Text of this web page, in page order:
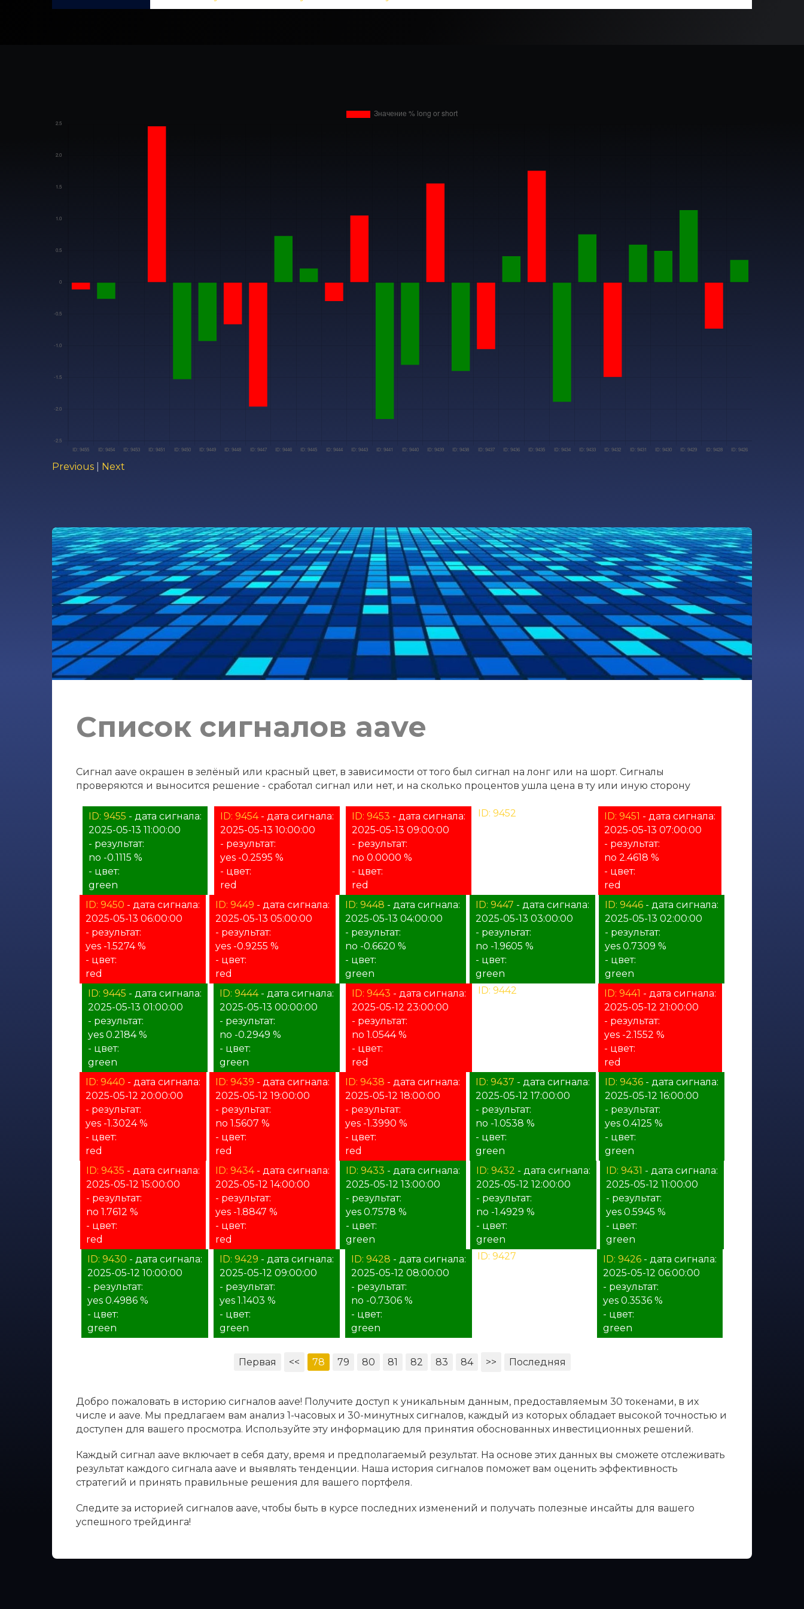
Previous Next
Список сигналов aave
Сигнал aave окрашен в зелёный или красный цвет, в зависимости от того был сигнал на лонг или на шорт. Сигналы
проверяются и выносится решение - сработал сигнал или нет, и на сколько процентов ушла цена в ту или иную сторону
ID: 9455 - дата сигнала:
2025-05-13 11:00:00
- результат:
no -0.1115 %
- цвет:
green
ID: 9454- дата сигнала:
2025-05-13 10:00:00
- результат:
yes -0.2595 %
- цвет:
red
ID: 9453 - дата сигнала:
2025-05-13 09:00:00
- результат:
no 0.0000 %
- цвет:
red
ID: 9452 ID: 9451 - дата сигнала:
2025-05-13 07:00:00
- результат:
no 2.4618 %
- цвет:
red
ID: 9450 - дата сигнала:
2025-05-13 06:00:00
- результат:
yes -1.5274 %
- цвет:
red
ID: 9449 - дата сигнала:
2025-05-13 05:00:00
- результат:
yes -0.9255 %
- цвет:
red
ID: 9448 - дата сигнала:
2025-05-13 04:00:00
- результат:
no -0.6620 %
- цвет:
green
ID: 9447 - дата сигнала:
2025-05-13 03:00:00
- результат:
no -1.9605 %
- цвет:
green
ID: 9446 - дата сигнала:
2025-05-13 02:00:00
- результат:
yes 0.7309 %
- цвет:
green
ID: 9445 - дата сигнала:
2025-05-13 01:00:00
- результат:
yes 0.2184 %
- цвет:
green
ID: 9444- дата сигнала:
2025-05-13 00:00:00
- результат:
no -0.2949 %
- цвет:
green
ID: 9443 - дата сигнала:
2025-05-12 23:00:00
- результат:
no 1.0544 %
- цвет:
red
ID: 9442 ID: 9441 - дата сигнала:
2025-05-12 21:00:00
- результат:
yes -2.1552 %
- цвет:
red
ID: 9440 - дата сигнала:
2025-05-12 20:00:00
- результат:
yes -1.3024 %
- цвет:
red
ID: 9439 - дата сигнала:
2025-05-12 19:00:00
- результат:
no 1.5607 %
- цвет:
red
ID: 9438 - дата сигнала:
2025-05-12 18:00:00
- результат:
yes -1.3990 %
- цвет:
red
ID: 9437 - дата сигнала:
2025-05-12 17:00:00
- результат:
no -1.0538 %
- цвет:
green
ID: 9436 - дата сигнала:
2025-05-12 16:00:00
- результат:
yes 0.4125 %
- цвет:
green
ID: 9435 - дата сигнала:
2025-05-12 15:00:00
- результат:
no 1.7612 %
- цвет:
red
ID: 9434- дата сигнала:
2025-05-12 14:00:00
- результат:
yes -1.8847 %
- цвет:
red
ID: 9433 - дата сигнала:
2025-05-12 13:00:00
- результат:
yes 0.7578 %
- цвет:
green
ID: 9432 - дата сигнала:
2025-05-12 12:00:00
- результат:
no -1.4929 %
- цвет:
green
ID: 9431 - дата сигнала:
2025-05-12 11:00:00
- результат:
yes 0.5945 %
- цвет:
green
ID: 9430 - дата сигнала:
2025-05-12 10:00:00
- результат:
yes 0.4986 %
- цвет:
green
ID: 9429 - дата сигнала:
2025-05-12 09:00:00
- результат:
yes 1.1403 %
- цвет:
green
ID: 9428 - дата сигнала:
2025-05-12 08:00:00
- результат:
no -0.7306 %
- цвет:
green
ID: 9427 ID: 9426 - дата сигнала:
2025-05-12 06:00:00
- результат:
yes 0.3536 %
- цвет:
green
Первая << 78 79 80 81 82 83 84 >> Последняя
Добро пожаловать в историю сигналов aave! Получите доступ к уникальным данным, предоставляемым 30 токенами, в их
числе и aave. Мы предлагаем вам анализ 1-часовых и 30-минутных сигналов, каждый из которых обладает высокой точностью и
доступен для вашего просмотра. Используйте эту информацию для принятия обоснованных инвестиционных решений.
Каждый сигнал aave включает в себя дату, время и предполагаемый результат. На основе этих данных вы сможете отслеживать
результат каждого сигнала aave и выявлять тенденции. Наша история сигналов поможет вам оценить эффективность
стратегий и принять правильные решения для вашего портфеля.
Следите за историей сигналов aave, чтобы быть в курсе последних изменений и получать полезные инсайты для вашего
успешного трейдинга!